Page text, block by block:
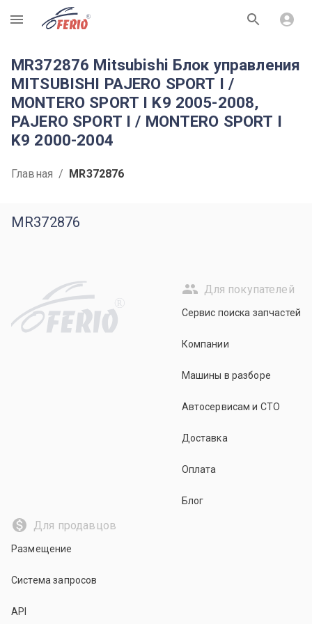
R
MR372876 Mitsubishi Блок управления
MITSUBISHI PAJERO SPORT I /
MONTERO SPORT I K9 2005-2008,
PAJERO SPORT I / MONTERO SPORT I
K9 2000-2004
Главная / MR372876
MR372876
R
Для покупателей
Сервис поиска запчастей
Компании
Машины в разборе
Автосервисам и СТО
Доставка
Оплата
Блог
Для продавцов
Размещение
Система запросов
API